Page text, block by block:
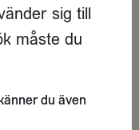
IN
sig till
måste du
du även